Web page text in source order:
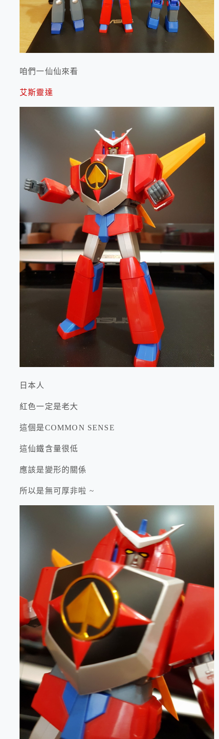
咱們一仙仙來看
艾斯靈達
日本人
紅色一定是老大
這個是COMMON SENSE
這仙鐵含量很低
應該是變形的關係
所以是無可厚非啦 ~